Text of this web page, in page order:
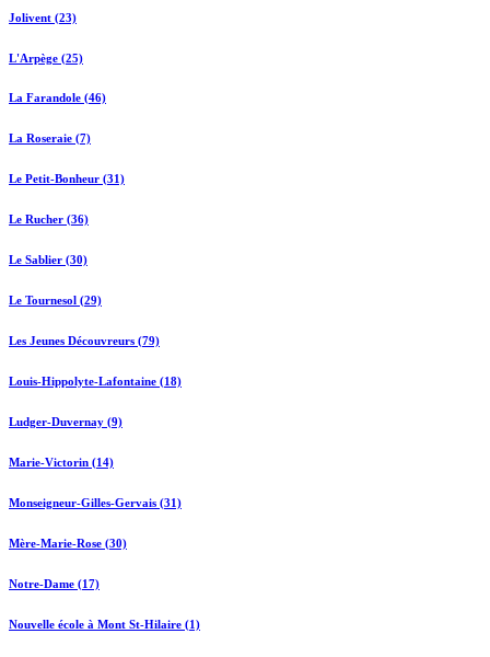
Jolivent (23)
L'Arpège (25)
La Farandole (46)
La Roseraie (7)
Le Petit-Bonheur (31)
Le Rucher (36)
Le Sablier (30)
Le Tournesol (29)
Les Jeunes Découvreurs (79)
Louis-Hippolyte-Lafontaine (18)
Ludger-Duvernay (9)
Marie-Victorin (14)
Monseigneur-Gilles-Gervais (31)
Mère-Marie-Rose (30)
Notre-Dame (17)
Nouvelle école à Mont St-Hilaire (1)